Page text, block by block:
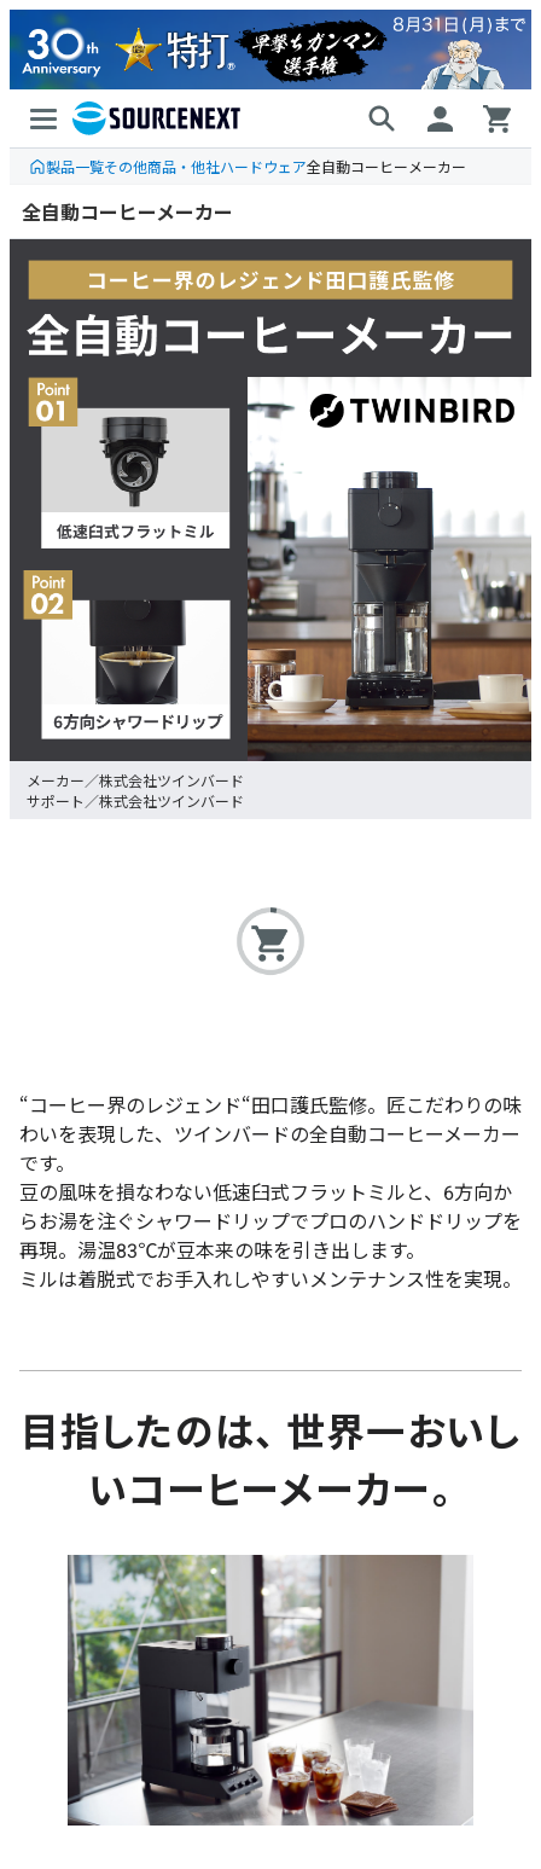
製品一覧その他商品・他社ハードウェア全自動コーヒーメーカー
全自動コーヒーメーカー
株式会社ツインバード
株式会社ツインバード
“コーヒー界のレジェンド“田口護氏監修。匠こだわりの味
わいを表現した、ツインバードの全自動コーヒーメーカー
です。
豆の風味を損なわない低速臼式フラットミルと、6方向か
らお湯を注ぐシャワードリップでプロのハンドドリップを
再現。湯温83℃が豆本来の味を引き出します。
ミルは着脱式でお手入れしやすいメンテナンス性を実現。
目指したのは、 世界一おいし
いコーヒーメーカー。